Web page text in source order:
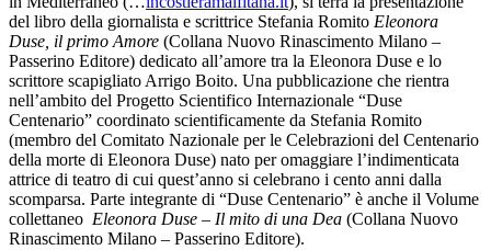
del libro della giornalista e scrittrice Stefania Romito Eleonora
Duse, il primo Amore (Collana Nuovo Rinascimento Milano –
Passerino Editore) dedicato all’amore tra la Eleonora Duse e lo
scrittore scapigliato Arrigo Boito. Una pubblicazione che rientra
nell’ambito del Progetto Scientifico Internazionale “Duse
Centenario” coordinato scientificamente da Stefania Romito
(membro del Comitato Nazionale per le Celebrazioni del Centenario
della morte di Eleonora Duse) nato per omaggiare l’indimenticata
attrice di teatro di cui quest’anno si celebrano i cento anni dalla
scomparsa. Parte integrante di “Duse Centenario” è anche il Volume
collettaneo Eleonora Duse – Il mito di una Dea (Collana Nuovo
Rinascimento Milano – Passerino Editore).